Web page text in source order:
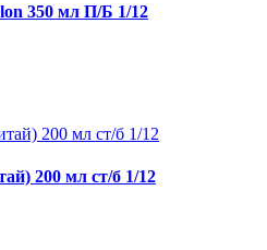
350 мл П/Б 1/12
200 мл ст/б 1/12